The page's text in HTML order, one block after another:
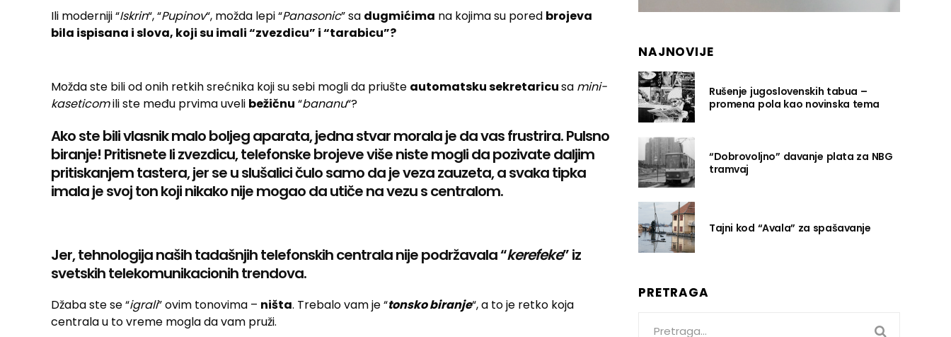
Ili moderniji “Iskrin“, “Pupinov“, možda lepi “Panasonic” sa dugmićima na kojima su pored brojeva
bila ispisana i slova, koji su imali “zvezdicu” i “tarabicu”?
Možda ste bili od onih retkih srećnika koji su sebi mogli da priušte automatsku sekretaricusa mini-
kaseticomili ste među prvima uveli bežičnu “bananu“?
Ako ste bili vlasnik malo boljeg aparata, jedna stvar morala je da vas frustrira. Pulsno
biranje! Pritisnete li zvezdicu, telefonske brojeve više niste mogli da pozivate daljim
pritiskanjem tastera, jer se u slušalici čulo samo da je veza zauzeta, a svaka tipka
imala je svoj ton koji nikako nije mogao da utiče na vezu s centralom.
Jer, tehnologija naših tadašnjih telefonskih centrala nije podržavala “kerefeke” iz
svetskih telekomunikacionih trendova.
Džaba ste se “igrali” ovim tonovima – ništa. Trebalo vam je “tonsko biranje“, a to je retko koja
centrala u to vreme mogla da vam pruži.
NAJNOVIJE
Rušenje jugoslovenskih tabua –
promena pola kao novinska tema
“Dobrovoljno” davanje plata za NBG
tramvaj
Tajni kod “Avala” za spašavanje
PRETRAGA